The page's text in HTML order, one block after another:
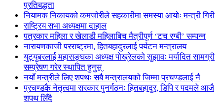
प्रतिबद्धता
नियामक निकायको कमजोरीले सहकारीमा समस्या आयोः मन्त्री गिरी
राष्ट्रिय सभा अध्यक्षमा दाहाल
पत्रकार महिला र खेलाडी महिलाबिच मैत्रीपूर्ण ‘टच रग्बी’ सम्पन्न
नारायणकाजी परराष्ट्रमा, हितबहादुरलाई पर्यटन मन्त्रालय
युट्युबरलाई महासङ्घका अध्यक्ष पोख्रेलको सुझावः मर्यादित सामग्री
सम्प्रेषण गरेर स्थापित हुनुस्
नयाँ मन्त्रीले लिए शपथः सबै मन्त्रालयको जिम्मा प्रचण्डलाई नै
प्रचण्डकै नेतृत्वमा सरकार पुनर्गठनः हितबहादुर, डिपि र पदमले आजै
शपथ लिँदै